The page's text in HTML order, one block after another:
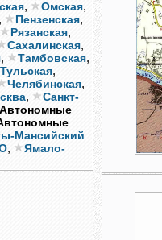
, Омская,
, Пензенская,
Рязанская,
Сахалинская,
, Тамбовская,
Тульская,
Челябинская,
,
Санкт-
Автономные
Мансийский
,
Ямало-